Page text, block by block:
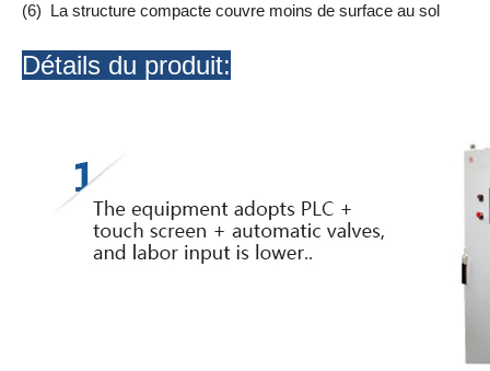
(6) La structure compacte couvre moins de surface au sol
Détails du produit: